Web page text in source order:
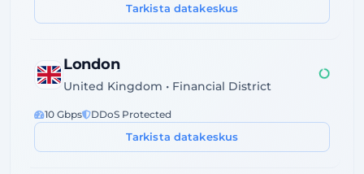
Tarkista datakeskus
London
United Kingdom • Financial District
10 Gbps
DDoS Protected
Tarkista datakeskus